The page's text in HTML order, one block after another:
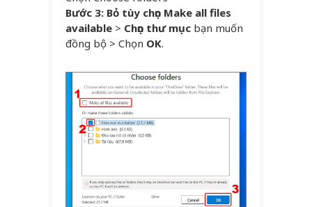
Bước 3: Bỏ tùy chọn Make all files
available > Chọn thư mục bạn muốn
đồng bộ > Chọn OK.